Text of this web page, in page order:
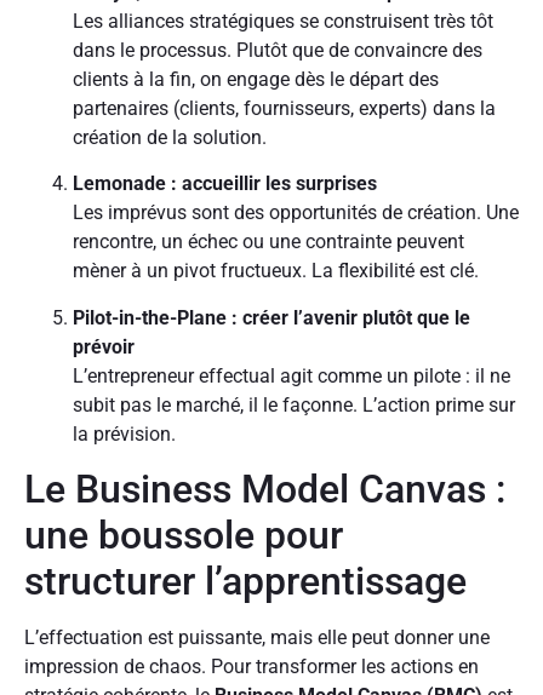
Les alliances stratégiques se construisent très tôt
dans le processus. Plutôt que de convaincre des
clients à la fin, on engage dès le départ des
partenaires (clients, fournisseurs, experts) dans la
création de la solution.
Lemonade : accueillir les surprises
Les imprévus sont des opportunités de création. Une
rencontre, un échec ou une contrainte peuvent
mèner à un pivot fructueux. La flexibilité est clé.
Pilot-in-the-Plane : créer l’avenir plutôt que le
prévoir
L’entrepreneur effectual agit comme un pilote : il ne
subit pas le marché, il le façonne. L’action prime sur
la prévision.
Le Business Model Canvas :
une boussole pour
structurer l’apprentissage
L’effectuation est puissante, mais elle peut donner une
impression de chaos. Pour transformer les actions en